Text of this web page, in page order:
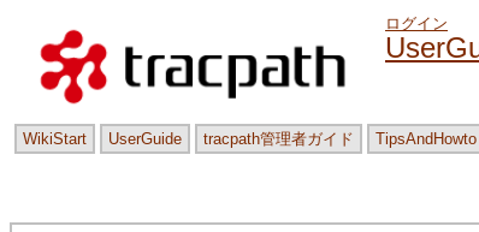
ログイン
WikiStart UserGuide tracpath管理者ガイド TipsAndHowto